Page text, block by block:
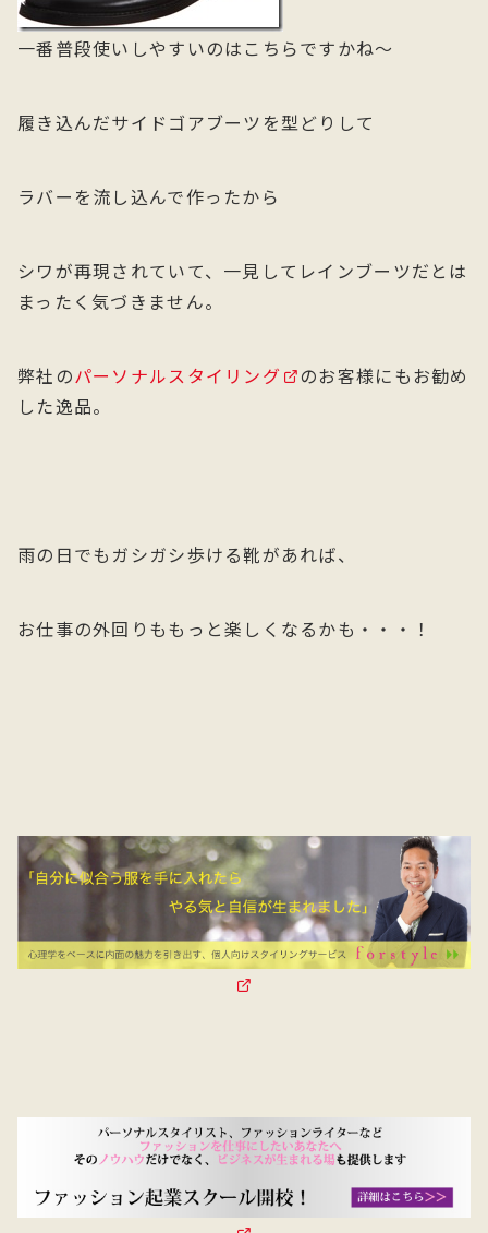
一番普段使いしやすいのはこちらですかね～
履き込んだサイドゴアブーツを型どりして
ラバーを流し込んで作ったから
シワが再現されていて、一見してレインブーツだとは
まったく気づきません。
弊社のパーソナルスタイリング
のお客様にもお勧め
した逸品。
雨の日でもガシガシ歩ける靴があれば、
お仕事の外回りももっと楽しくなるかも・・・！